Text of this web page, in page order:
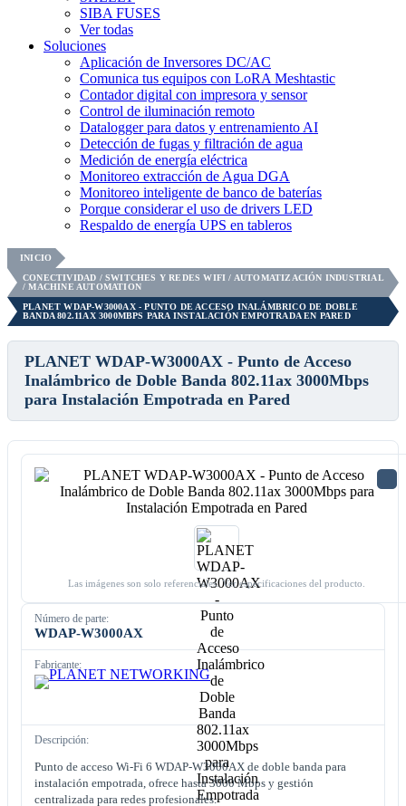
SIBA FUSES
Ver todas
Soluciones
Aplicación de Inversores DC/AC
Comunica tus equipos con LoRA Meshtastic
Contador digital con impresora y sensor
Control de iluminación remoto
Datalogger para datos y entrenamiento AI
Detección de fugas y filtración de agua
Medición de energía eléctrica
Monitoreo extracción de Agua DGA
Monitoreo inteligente de banco de baterías
Porque considerar el uso de drivers LED
Respaldo de energía UPS en tableros
INICIO
CONECTIVIDAD / SWITCHES Y REDES WIFI / AUTOMATIZACIÓN INDUSTRIAL
/ MACHINE AUTOMATION
PLANET WDAP-W3000AX - PUNTO DE ACCESO INALÁMBRICO DE DOBLE
BANDA 802.11AX 3000MBPS PARA INSTALACIÓN EMPOTRADA EN PARED
PLANET WDAP-W3000AX - Punto de Acceso
Inalámbrico de Doble Banda 802.11ax 3000Mbps
para Instalación Empotrada en Pared
Las imágenes son solo referenciales. Ver especificaciones del producto.
Número de parte:
WDAP-W3000AX
Fabricante:
Descripción:
Punto de acceso Wi-Fi 6 WDAP-W3000AX de doble banda para
instalación empotrada, ofrece hasta 3000 Mbps y gestión
centralizada para redes profesionales.